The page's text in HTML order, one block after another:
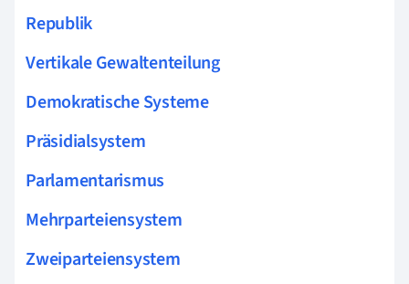
Republik
Vertikale Gewaltenteilung
Demokratische Systeme
Präsidialsystem
Parlamentarismus
Mehrparteiensystem
Zweiparteiensystem